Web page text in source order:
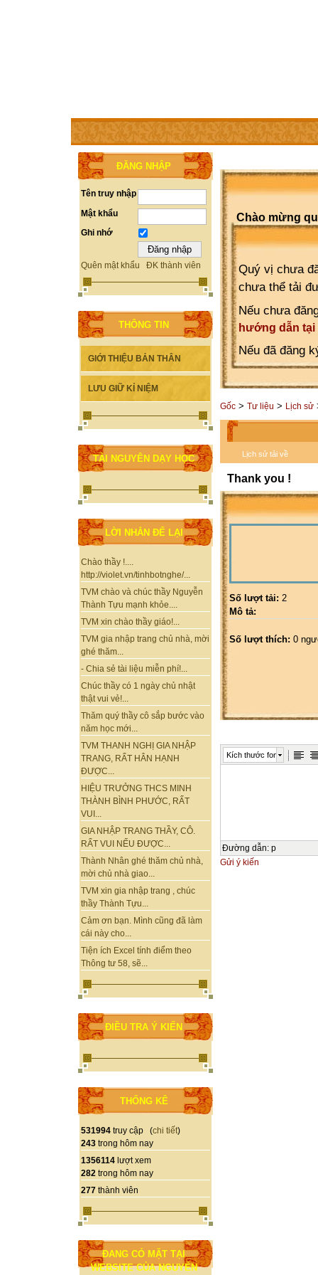
TRANG CHỦ THÀNH VIÊN TRỢ GIÚP WEBSITE
ĐĂNG NHẬP
Tên truy nhập
Mật khẩu
Ghi nhớ
Quên mật khẩu ĐK thành viên
THÔNG TIN
GIỚI THIỆU BẢN THÂN
LƯU GIỮ KỈ NIỆM
TÀI NGUYÊN DẠY HỌC
LỜI NHẮN ĐỂ LẠI
Chào thầy !....
http://violet.vn/tinhbotnghe/...
TVM chào và chúc thầy Nguyễn
Thành Tựu mạnh khỏe....
TVM xin chào thầy giáo!...
TVM gia nhập trang chủ nhà, mời
ghé thăm...
- Chia sẻ tài liệu miễn phí!...
Chúc thầy có 1 ngày chủ nhật
thật vui vẻ!...
Thăm quý thầy cô sắp bước vào
năm học mới...
TVM THANH NGHỊ GIA NHẬP
TRANG, RẤT HÂN HẠNH
ĐƯỢC...
HIỆU TRƯỞNG THCS MINH
THÀNH BÌNH PHƯỚC, RẤT
VUI...
GIA NHẬP TRANG THẦY, CÔ.
RẤT VUI NẾU ĐƯỢC...
Thành Nhân ghé thăm chủ nhà,
mời chủ nhà giao...
TVM xin gia nhập trang , chúc
thầy Thành Tựu...
Cảm ơn bạn. Mình cũng đã làm
cái này cho...
Tiện ích Excel tính điểm theo
Thông tư 58, sẽ...
ĐIỀU TRA Ý KIẾN
THỐNG KÊ
531994 truy cập (chi tiết)
243 trong hôm nay
1356114 lượt xem
282 trong hôm nay
277 thành viên
ĐANG CÓ MẶT TẠI
WEBSITE CỦA NGUYỄN
Chào mừng
Quý vị chưa
chưa thể tải
Nếu chưa
hướng dẫn tại
Nếu đã đăng
Gốc > Tư liệu > Lịch sử
Lịch sử tải về
Thank you !
Số lượt tải: 2
Mô tả:
Số lượt thích: 0
Kích thước font
Đường dẫn: p
Gửi ý kiến